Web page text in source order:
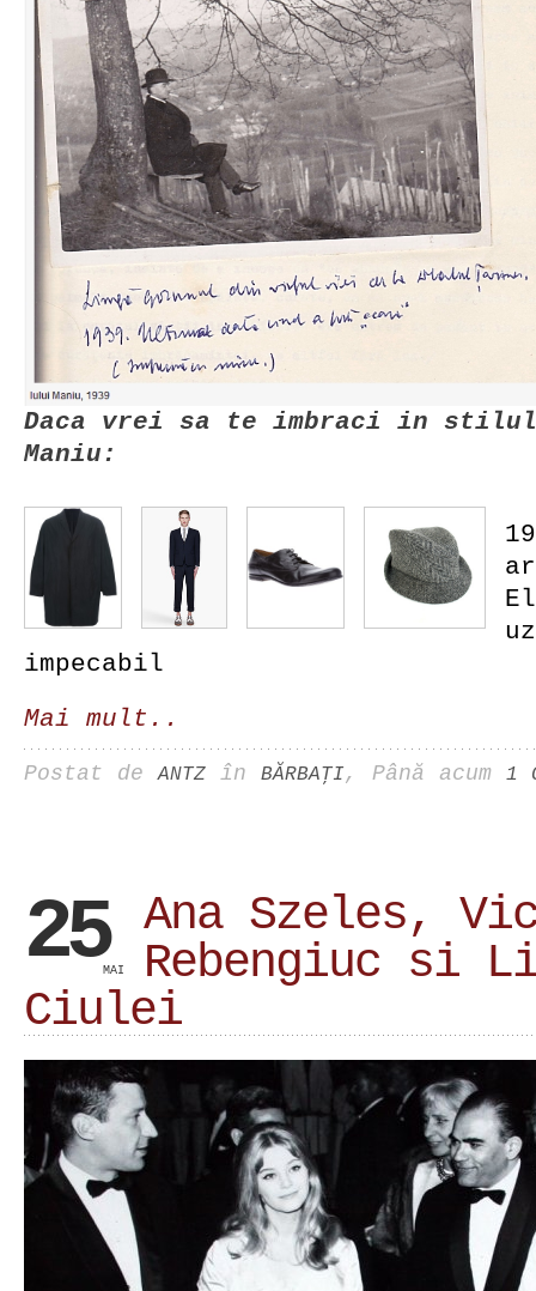
Daca vrei sa te imbraci in
Maniu:
impecabil
Mai mult..
Postat deANTZ în BĂRBAŢI, Până acum 1
25MAI
Ana Szeles,
Rebengiuc si
Ciulei